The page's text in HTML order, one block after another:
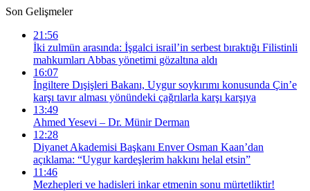
Son Gelişmeler
21:56
İki zulmün arasında: İşgalci israil’in serbest bıraktığı Filistinli
mahkumları Abbas yönetimi gözaltına aldı
16:07
İngiltere Dışişleri Bakanı, Uygur soykırımı konusunda Çin’e
karşı tavır alması yönündeki çağrılarla karşı karşıya
13:49
Ahmed Yesevi – Dr. Münir Derman
12:28
Diyanet Akademisi Başkanı Enver Osman Kaan’dan
açıklama: “Uygur kardeşlerim hakkını helal etsin”
11:46
Mezhepleri ve hadisleri inkar etmenin sonu mürtetliktir!